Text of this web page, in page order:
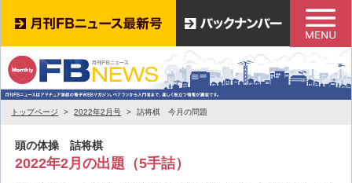
トップページ 2022年2月号 詰将棋 今月の問題
頭の体操 詰将棋
2022年2月の出題（5手詰）